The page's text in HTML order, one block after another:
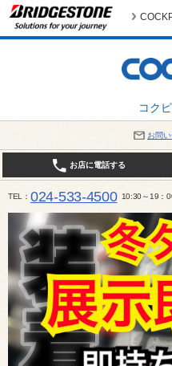
コク
お問
お店に電話する
TEL 024-533-4500 10:30～19